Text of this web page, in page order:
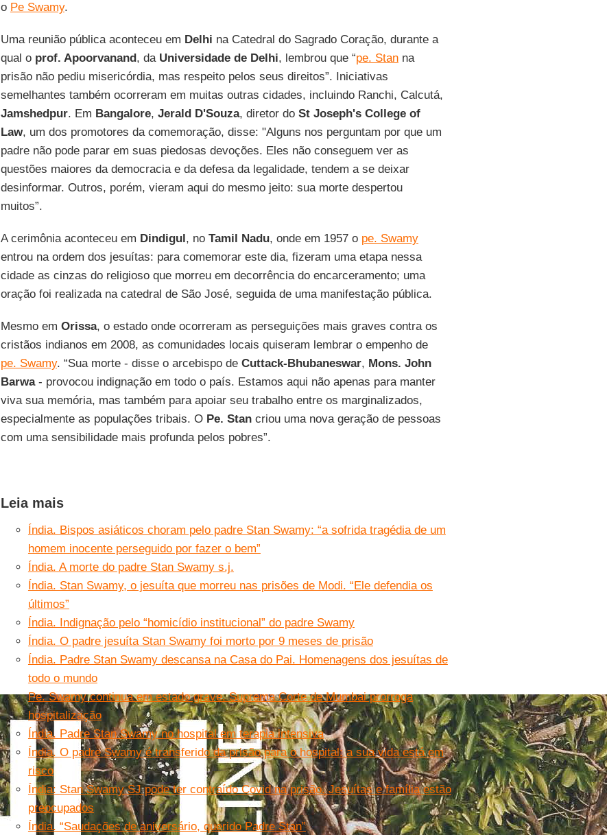
o Pe Swamy.
Uma reunião pública aconteceu em Delhi na Catedral do Sagrado Coração, durante a
qual o prof. Apoorvanand, da Universidade de Delhi, lembrou que “pe. Stanna
prisão não pediu misericórdia, mas respeito pelos seus direitos”. Iniciativas
semelhantes também ocorreram em muitas outras cidades, incluindo Ranchi, Calcutá,
Jamshedpur. Em Bangalore, Jerald D'Souza, diretor do St Joseph's College of
Law, um dos promotores da comemoração, disse: "Alguns nos perguntam por que um
padre não pode parar em suas piedosas devoções. Eles não conseguem ver as
questões maiores da democracia e da defesa da legalidade, tendem a se deixar
desinformar. Outros, porém, vieram aqui do mesmo jeito: sua morte despertou
muitos”.
A cerimônia aconteceu em Dindigul, no Tamil Nadu, onde em 1957 o pe. Swamy
entrou na ordem dos jesuítas: para comemorar este dia, fizeram uma etapa nessa
cidade as cinzas do religioso que morreu em decorrência do encarceramento; uma
oração foi realizada na catedral de São José, seguida de uma manifestação pública.
Mesmo em Orissa, o estado onde ocorreram as perseguições mais graves contra os
cristãos indianos em 2008, as comunidades locais quiseram lembrar o empenho de
pe. Swamy. “Sua morte - disse o arcebispo de Cuttack-Bhubaneswar, Mons. John
Barwa- provocou indignação em todo o país. Estamos aqui não apenas para manter
viva sua memória, mas também para apoiar seu trabalho entre os marginalizados,
especialmente as populações tribais. O Pe. Stancriou uma nova geração de pessoas
com uma sensibilidade mais profunda pelos pobres”.
Leia mais
Índia. Bispos asiáticos choram pelo padre Stan Swamy: “a sofrida tragédia de um
homem inocente perseguido por fazer o bem”
Índia. A morte do padre Stan Swamy s.j.
Índia. Stan Swamy, o jesuíta que morreu nas prisões de Modi. “Ele defendia os
últimos”
Índia. Indignação pelo “homicídio institucional” do padre Swamy
Índia. O padre jesuíta Stan Swamy foi morto por 9 meses de prisão
Índia. Padre Stan Swamy descansa na Casa do Pai. Homenagens dos jesuítas de
todo o mundo
Pe. Swamy continua em estado grave. Suprema Corte de Mumbai prorroga
hospitalização
Índia. Padre Stan Swamy no hospital em terapia intensiva
Índia. O padre Swamy é transferido da prisão para o hospital: a sua vida está em
risco
Índia: Stan Swamy SJ pode ter contraído Covid na prisão. Jesuítas e família estão
preocupados
Índia. “Saudações de aniversário, querido Padre Stan”